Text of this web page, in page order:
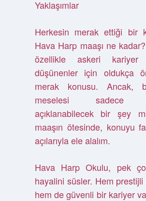
Yaklaşımlar
Herkesin merak ettiği bir
Hava Harp maaşı ne
özellikle askeri kariyer
düşünenler için oldukça
merak konusu. Ancak,
meselesi sadece
açıklanabilecek bir şey
maaşın ötesinde, konuyu
açılarıyla ele alalım.
Hava Harp Okulu, pek
hayalini süsler. Hem
hem de güvenli bir kariyer